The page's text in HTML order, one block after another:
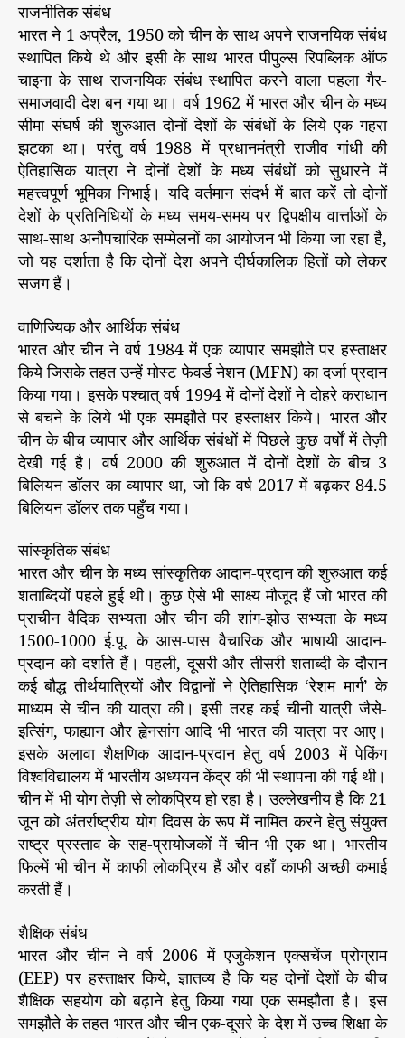
राजनीतिक संबंध
भारत ने 1 अप्रैल, 1950 को चीन के साथ अपने राजनयिक संबंध
स्थापित किये थे और इसी के साथ भारत पीपुल्स रिपब्लिक ऑफ
चाइना के साथ राजनयिक संबंध स्थापित करने वाला पहला गैर-
समाजवादी देश बन गया था। वर्ष 1962 में भारत और चीन के मध्य
सीमा संघर्ष की शुरुआत दोनों देशों के संबंधों के लिये एक गहरा
झटका था। परंतु वर्ष 1988 में प्रधानमंत्री राजीव गांधी की
ऐतिहासिक यात्रा ने दोनों देशों के मध्य संबंधों को सुधारने में
महत्त्वपूर्ण भूमिका निभाई। यदि वर्तमान संदर्भ में बात करें तो दोनों
देशों के प्रतिनिधियों के मध्य समय-समय पर द्विपक्षीय वार्त्ताओं के
साथ-साथ अनौपचारिक सम्मेलनों का आयोजन भी किया जा रहा है,
जो यह दर्शाता है कि दोनों देश अपने दीर्घकालिक हितों को लेकर
सजग हैं।
वाणिज्यिक और आर्थिक संबंध
भारत और चीन ने वर्ष 1984 में एक व्यापार समझौते पर हस्ताक्षर
किये जिसके तहत उन्हें मोस्ट फेवर्ड नेशन (MFN) का दर्जा प्रदान
किया गया। इसके पश्चात् वर्ष 1994 में दोनों देशों ने दोहरे कराधान
से बचने के लिये भी एक समझौते पर हस्ताक्षर किये। भारत और
चीन के बीच व्यापार और आर्थिक संबंधों में पिछले कुछ वर्षों में तेज़ी
देखी गई है। वर्ष 2000 की शुरुआत में दोनों देशों के बीच 3
बिलियन डॉलर का व्यापार था, जो कि वर्ष 2017 में बढ़कर 84.5
बिलियन डॉलर तक पहुँच गया।
सांस्कृतिक संबंध
भारत और चीन के मध्य सांस्कृतिक आदान-प्रदान की शुरुआत कई
शताब्दियों पहले हुई थी। कुछ ऐसे भी साक्ष्य मौजूद हैं जो भारत की
प्राचीन वैदिक सभ्यता और चीन की शांग-झोउ सभ्यता के मध्य
1500-1000 ई.पू. के आस-पास वैचारिक और भाषायी आदान-
प्रदान को दर्शाते हैं। पहली, दूसरी और तीसरी शताब्दी के दौरान
कई बौद्ध तीर्थयात्रियों और विद्वानों ने ऐतिहासिक ‘रेशम मार्ग’ के
माध्यम से चीन की यात्रा की। इसी तरह कई चीनी यात्री जैसे-
इत्सिंग, फाह्यान और ह्वेनसांग आदि भी भारत की यात्रा पर आए।
इसके अलावा शैक्षणिक आदान-प्रदान हेतु वर्ष 2003 में पेकिंग
विश्वविद्यालय में भारतीय अध्ययन केंद्र की भी स्थापना की गई थी।
चीन में भी योग तेज़ी से लोकप्रिय हो रहा है। उल्लेखनीय है कि 21
जून को अंतर्राष्ट्रीय योग दिवस के रूप में नामित करने हेतु संयुक्त
राष्ट्र प्रस्ताव के सह-प्रायोजकों में चीन भी एक था। भारतीय
फिल्में भी चीन में काफी लोकप्रिय हैं और वहाँ काफी अच्छी कमाई
करती हैं।
शैक्षिक संबंध
भारत और चीन ने वर्ष 2006 में एजुकेशन एक्सचेंज प्रोग्राम
(EEP) पर हस्ताक्षर किये, ज्ञातव्य है कि यह दोनों देशों के बीच
शैक्षिक सहयोग को बढ़ाने हेतु किया गया एक समझौता है। इस
समझौते के तहत भारत और चीन एक-दूसरे के देश में उच्च शिक्षा के